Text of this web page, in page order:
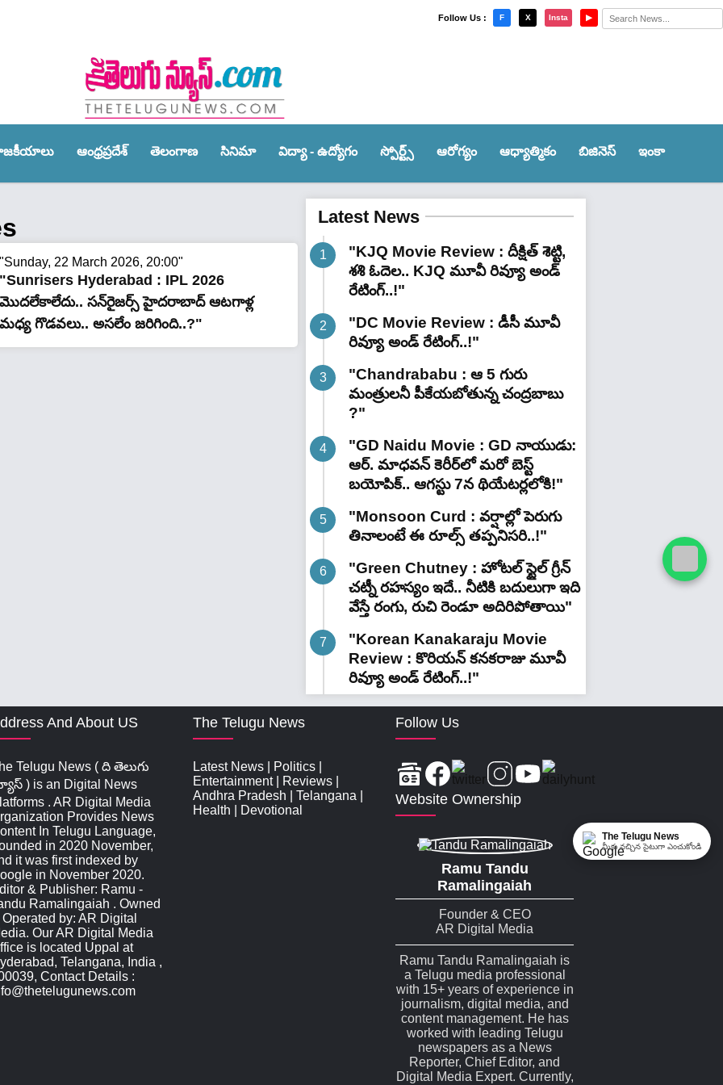
Follow Us : F X Insta ▶
ఆంధ్ర‌ప్ర‌దేశ్‌ తెలంగాణ‌ సినిమా విద్యా - ఉద్యోగం స్పోర్ట్స్‌ ఆరోగ్యం ఆధ్యాత్మికం బిజినెస్ ఇంకా
×
"Sunday, 22 March 2026, 20:00"
"Sunrisers Hyderabad : IPL 2026
మొద‌లేకాలేదు.. సన్‌రైజర్స్ హైదరాబాద్ ఆటగాళ్ల
మధ్య గొడ‌వ‌లు.. అస‌లేం జ‌రిగింది..?"
Latest News
"KJQ Movie Review : దీక్షిత్ శెట్టి,
శశి ఓదెల.. KJQ మూవీ రివ్యూ అండ్
రేటింగ్‌..!"
"DC Movie Review : డీసీ మూవీ
రివ్యూ అండ్ రేటింగ్‌..!"
"Chandrababu : ఆ 5 గురు
మంత్రులనీ పీకేయబోతున్న చంద్రబాబు
?"
"GD Naidu Movie : GD నాయుడు:
ఆర్. మాధవన్‌ కెరీర్‌లో మరో బెస్ట్
బయోపిక్.. ఆగస్టు 7న థియేటర్లలోకి!"
"Monsoon Curd : వర్షాల్లో పెరుగు
తినాలంటే ఈ రూల్స్ తప్పనిసరి..!"
"Green Chutney : హోటల్ స్టైల్ గ్రీన్
చట్నీ రహస్యం ఇదే.. నీటికి బదులుగా ఇది
వేస్తే రంగు, రుచి రెండూ అదిరిపోతాయి"
"Korean Kanakaraju Movie
Review : కొరియన్ కనకరాజు మూవీ
రివ్యూ అండ్ రేటింగ్‌..!"
And About US
Telugu News ( ది తెలుగు
) is an Digital News
. AR Digital Media
Provides News
In Telugu Language,
in 2020 November,
it was first indexed by
in November 2020.
& Publisher: Ramu -
Ramalingaiah . Owned
by: AR Digital
Our AR Digital Media
is located Uppal at
Telangana, India ,
Contact Details :
The Telugu News
Latest News Politics
Entertainment| Reviews
Andhra Pradesh
Telangana
Health
Devotional
Follow Us
Website Ownership
Ramu Tandu
Ramalingaiah
Founder & CEO
AR Digital Media
Ramu Tandu Ramalingaiah is
a Telugu media professional
with 15+ years of experience in
journalism, digital media, and
content management. He has
worked with leading Telugu
newspapers as a News
Reporter, Chief Editor, and
Digital Media Expert. Currently,
The Telugu News
మీకు నచ్చిన సైటుగా ఎంచుకోండి